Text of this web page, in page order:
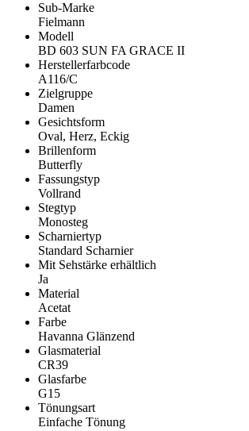
Sub-Marke
Fielmann
Modell
BD 603 SUN FA GRACE II
Herstellerfarbcode
A116/C
Zielgruppe
Damen
Gesichtsform
Oval, Herz, Eckig
Brillenform
Butterfly
Fassungstyp
Vollrand
Stegtyp
Monosteg
Scharniertyp
Standard Scharnier
Mit Sehstärke erhältlich
Ja
Material
Acetat
Farbe
Havanna Glänzend
Glasmaterial
CR39
Glasfarbe
G15
Tönungsart
Einfache Tönung